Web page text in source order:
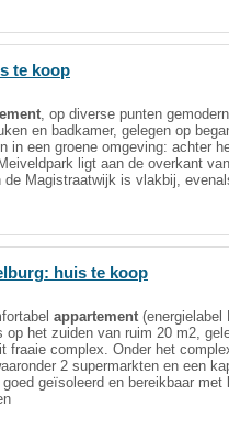
te koop
, op diverse punten
en badkamer, gelegen op
in een groene omgeving: achter
ligt aan de overkant
de Magistraatwijk is vlakbij,
: huis te koop
appartement (energielabel
op het zuiden van ruim 20 m2,
fraaie complex. Onder het
2 supermarkten en een
goed geïsoleerd en bereikbaar met